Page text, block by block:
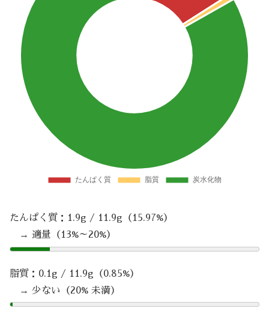
たんぱく質：1.9g / 11.9g（15.97%）
→ 適量（13%～20%）
脂質：0.1g / 11.9g（0.85%）
→ 少ない（20% 未満）